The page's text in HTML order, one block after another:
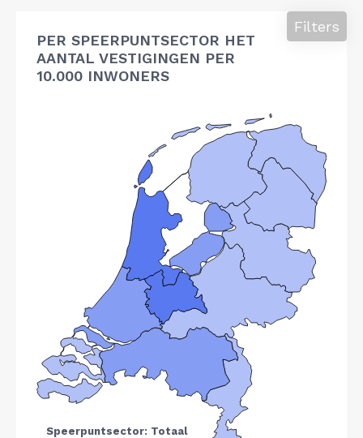
PER SPEERPUNTSECTOR HET
AANTAL VESTIGINGEN PER
10.000 INWONERS
Filters